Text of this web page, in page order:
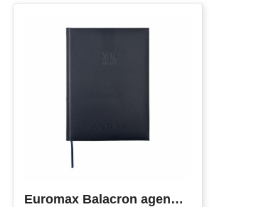
Euromax Balacron agenda 4-talig